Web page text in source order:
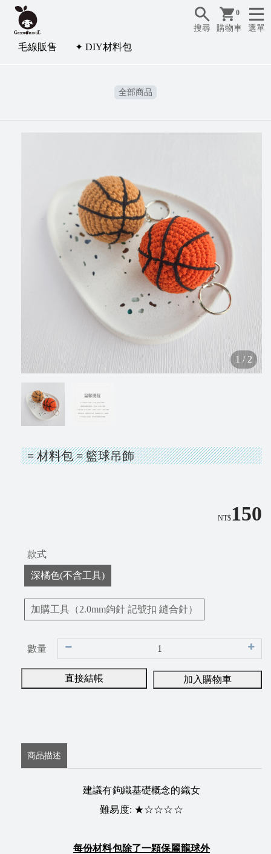
搜尋
0
購物車 選單
毛線販售 ✦ DIY材料包
全部商品
1 / 2
≡ 材料包 ≡ 籃球吊飾
NT$150
款式
深橘色(不含工具)
加購工具（2.0mm鉤針 記號扣 縫合針）
數量
直接結帳 加入購物車
商品描述
建議有鉤織基礎概念的織女
難易度: ★☆☆☆☆
每份材料包除了一顆保麗龍球外